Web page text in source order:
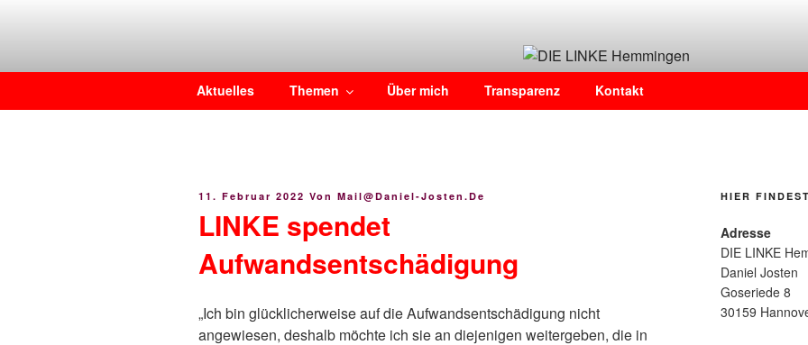
DIE LINKE Hemmingen
Daniel Josten, DIE LINKE im Rat der Stadt Hemmingen
Aktuelles Themen Über mich Transparenz Kontakt
Veröffentlicht
11. Februar 2022 Von Mail@daniel-Josten.de
LINKE spendet
Aufwandsentschädigung
„Ich bin glücklicherweise auf die Aufwandsentschädigung nicht
angewiesen, deshalb möchte ich sie an diejenigen weitergeben, die in
HIER
Adresse
DIE LINKE
Daniel Josten
Goseriede 8
30159